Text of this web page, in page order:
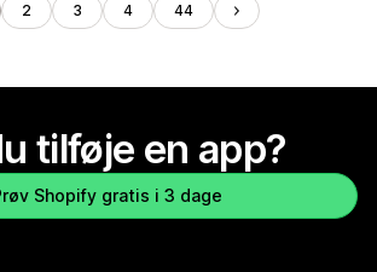
2 3 4 44
tilføje en app?
Shopify gratis i 3 dage